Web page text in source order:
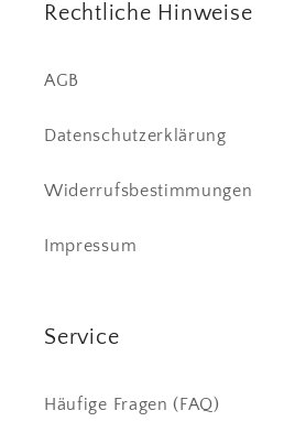
Rechtliche Hinweise
AGB
Datenschutzerklärung
Widerrufsbestimmungen
Impressum
Service
Häufige Fragen (FAQ)